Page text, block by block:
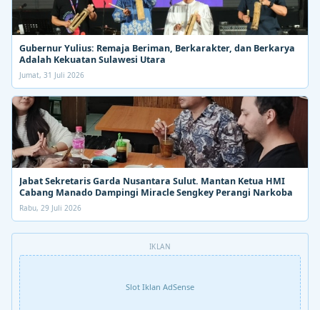
Gubernur Yulius: Remaja Beriman, Berkarakter, dan Berkarya
Adalah Kekuatan Sulawesi Utara
Jumat, 31 Juli 2026
Jabat Sekretaris Garda Nusantara Sulut. Mantan Ketua HMI
Cabang Manado Dampingi Miracle Sengkey Perangi Narkoba
Rabu, 29 Juli 2026
IKLAN
Slot Iklan AdSense